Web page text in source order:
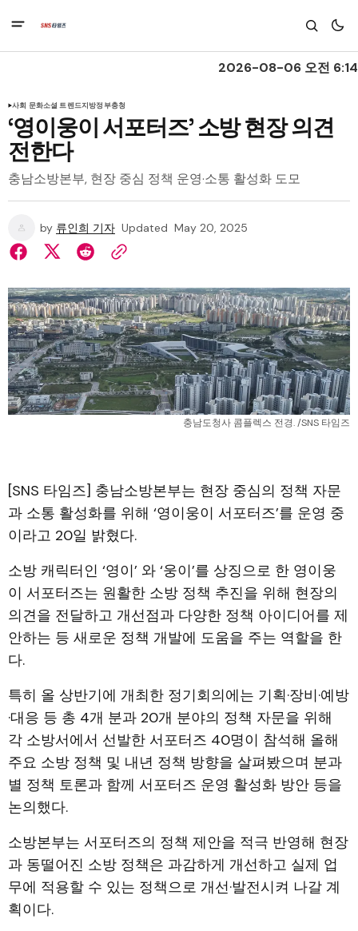
2026-08-06 오전 6:14
사회 문화소셜 트렌드지방정부충청
‘영이웅이 서포터즈’ 소방 현장 의견
전한다
충남소방본부, 현장 중심 정책 운영·소통 활성화 도모
by 류인희 기자 Updated May 20, 2025
충남도청사 콤플렉스 전경. /SNS 타임즈
[SNS 타임즈] 충남소방본부는 현장 중심의 정책 자문
과 소통 활성화를 위해 ‘영이웅이 서포터즈’를 운영 중
이라고 20일 밝혔다.
소방 캐릭터인 ‘영이’ 와 ‘웅이’를 상징으로 한 영이웅
이 서포터즈는 원활한 소방 정책 추진을 위해 현장의
의견을 전달하고 개선점과 다양한 정책 아이디어를 제
안하는 등 새로운 정책 개발에 도움을 주는 역할을 한
다.
특히 올 상반기에 개최한 정기회의에는 기획·장비·예방
·대응 등 총 4개 분과 20개 분야의 정책 자문을 위해
각 소방서에서 선발한 서포터즈 40명이 참석해 올해
주요 소방 정책 및 내년 정책 방향을 살펴봤으며 분과
별 정책 토론과 함께 서포터즈 운영 활성화 방안 등을
논의했다.
소방본부는 서포터즈의 정책 제안을 적극 반영해 현장
과 동떨어진 소방 정책은 과감하게 개선하고 실제 업
무에 적용할 수 있는 정책으로 개선·발전시켜 나갈 계
획이다.